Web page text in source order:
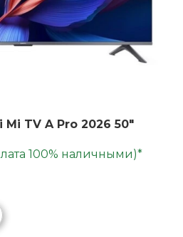
TV A Pro 2026 50"
100% наличными)*